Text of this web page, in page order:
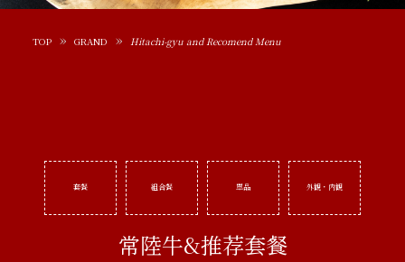
TOP GRAND Hitachi-gyu and Recomend Menu
套餐 組合餐 單品 外観・内観
常陸牛&推荐套餐